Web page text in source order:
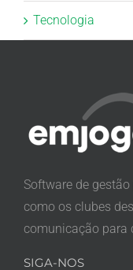
Tecnologia
Software de
como os clubes
comunicação para
SIGA-NOS